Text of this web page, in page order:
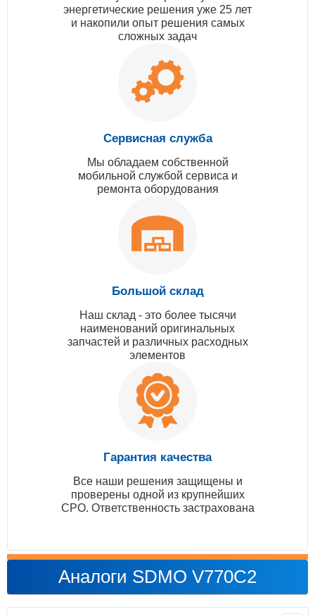
энергетические решения уже 25 лет
и накопили опыт решения самых
сложных задач
Сервисная служба
Мы обладаем собственной
мобильной службой сервиса и
ремонта оборудования
Большой склад
Наш склад - это более тысячи
наименований оригинальных
запчастей и различных расходных
элементов
Гарантия качества
Все наши решения защищены и
проверены одной из крупнейших
СРО. Ответственность застрахована
Аналоги SDMO V770C2